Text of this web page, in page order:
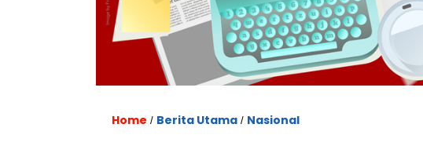
Home / Berita Utama / Nasional